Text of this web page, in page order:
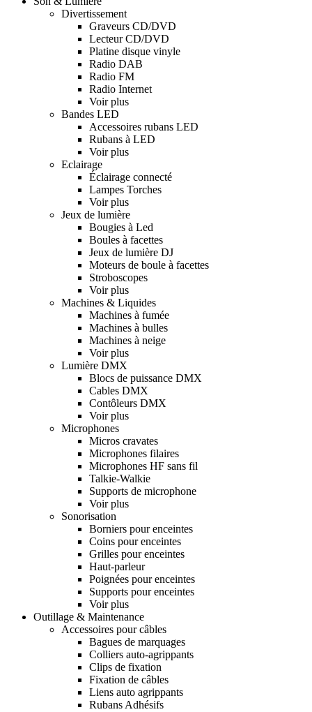
Divertissement
Graveurs CD/DVD
Lecteur CD/DVD
Platine disque vinyle
Radio DAB
Radio FM
Radio Internet
Voir plus
Bandes LED
Accessoires rubans LED
Rubans à LED
Voir plus
Eclairage
Éclairage connecté
Lampes Torches
Voir plus
Jeux de lumière
Bougies à Led
Boules à facettes
Jeux de lumière DJ
Moteurs de boule à facettes
Stroboscopes
Voir plus
Machines & Liquides
Machines à fumée
Machines à bulles
Machines à neige
Voir plus
Lumière DMX
Blocs de puissance DMX
Cables DMX
Contôleurs DMX
Voir plus
Microphones
Micros cravates
Microphones filaires
Microphones HF sans fil
Talkie-Walkie
Supports de microphone
Voir plus
Sonorisation
Borniers pour enceintes
Coins pour enceintes
Grilles pour enceintes
Haut-parleur
Poignées pour enceintes
Supports pour enceintes
Voir plus
Outillage & Maintenance
Accessoires pour câbles
Bagues de marquages
Colliers auto-agrippants
Clips de fixation
Fixation de câbles
Liens auto agrippants
Rubans Adhésifs